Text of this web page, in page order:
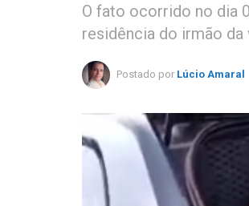
O fato ocorrido no dia
residência do irmão da
Postado por Lúcio Amaral